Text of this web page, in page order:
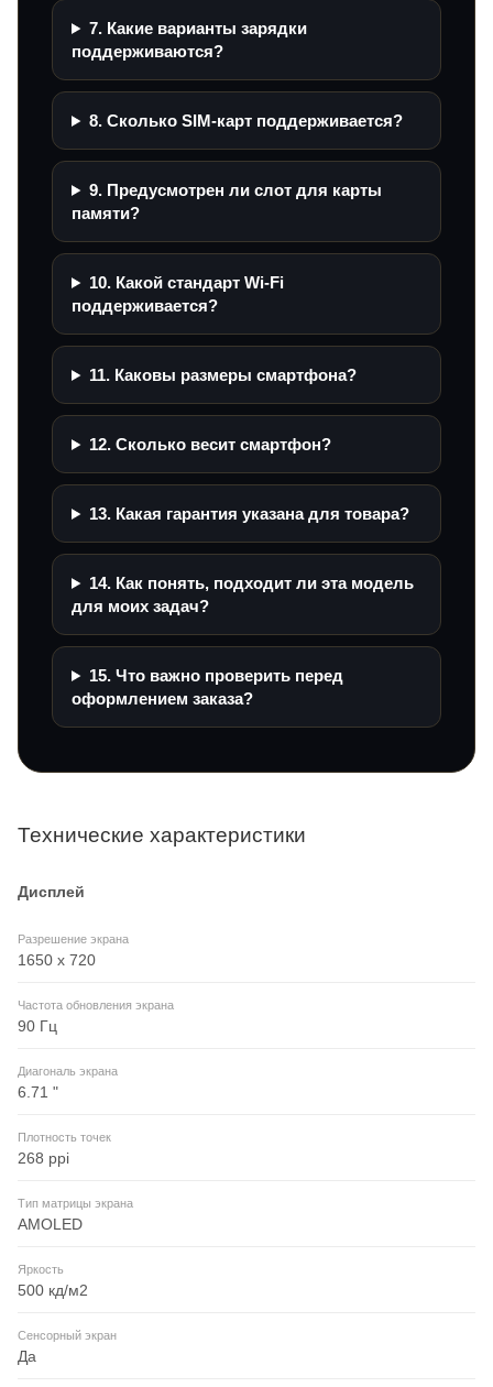
7. Какие варианты зарядки
поддерживаются?
8. Сколько SIM-карт поддерживается?
9. Предусмотрен ли слот для карты
памяти?
10. Какой стандарт Wi‑Fi
поддерживается?
11. Каковы размеры смартфона?
12. Сколько весит смартфон?
13. Какая гарантия указана для товара?
14. Как понять, подходит ли эта модель
для моих задач?
15. Что важно проверить перед
оформлением заказа?
Технические характеристики
Дисплей
Разрешение экрана
1650 x 720
Частота обновления экрана
90 Гц
Диагональ экрана
6.71 "
Плотность точек
268 ppi
Тип матрицы экрана
AMOLED
Яркость
500 кд/м2
Сенсорный экран
Да